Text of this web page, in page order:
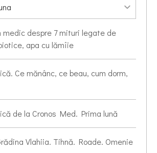
medic despre 7 mituri legate de
apa cu lămîie
Ce mănânc, ce beau, cum dorm,
de la Cronos Med. Prima lună
Vlahiia. Tihnă. Roade. Omenie